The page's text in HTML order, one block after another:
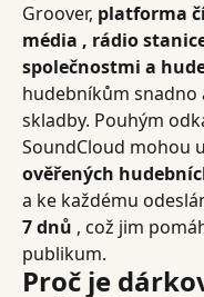
Groover, platforma
média , rádio
společnostmi a
hudebníkům snadno
skladby. Pouhým
SoundCloud mohou
ověřených
a ke každému
7 dnů , což jim
publikum.
Proč je